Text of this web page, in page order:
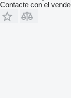
Contacte con el